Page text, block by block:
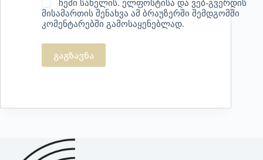
ჩემი სახელის. ელფოსტისა და ვებ-გვერდის
მისამართის შენახვა ამ ბრაუზერში შემდგომში
კომენტარებში გამოსაყენებლად.
გაგზავნა